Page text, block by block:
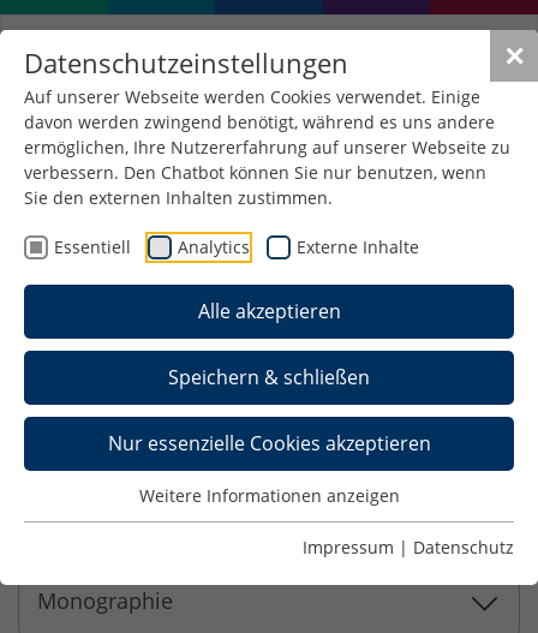
✕
Datenschutzeinstellungen
Auf unserer Webseite werden Cookies verwendet. Einige
davon werden zwingend benötigt, während es uns andere
ermöglichen, Ihre Nutzererfahrung auf unserer Webseite zu
verbessern. Den Chatbot können Sie nur benutzen, wenn
Sie den externen Inhalten zustimmen.
Essentiell Analytics Externe Inhalte
Alle akzeptieren
Speichern & schließen
Nur essenzielle Cookies akzeptieren
Weitere Informationen anzeigen
Impressum | Datenschutz
Formular für
Monographien,
Kongressbände,
Projektberichte und
Poster
Publikation melden
Hinweis: Felder mit einem * müssen ausgefüllt
werden.